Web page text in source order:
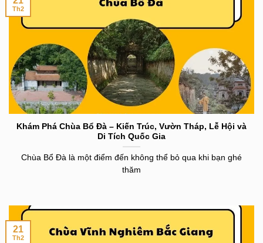
Khám Phá Chùa Bổ Đà – Kiến Trúc, Vườn Tháp, Lễ Hội và
Di Tích Quốc Gia
Chùa Bổ Đà là một điểm đến không thể bỏ qua khi bạn ghé
thăm
Th2
21
Th2